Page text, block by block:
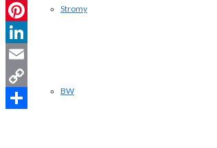
Stromy
BW
Twitter
Pinterest
LinkedIn
Email
Copy